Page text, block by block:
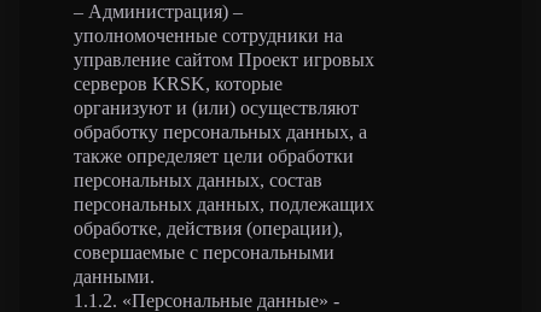
– Администрация) –
уполномоченные сотрудники на
управление сайтом Проект игровых
серверов KRSK, которые
организуют и (или) осуществляют
обработку персональных данных, а
также определяет цели обработки
персональных данных, состав
персональных данных, подлежащих
обработке, действия (операции),
совершаемые с персональными
данными.
1.1.2. «Персональные данные» -